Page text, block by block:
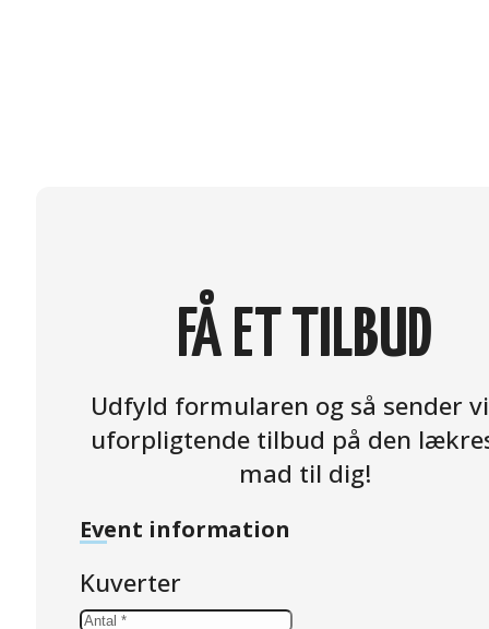
FÅ ET TILBUD
Udfyld formularen og så sender
uforpligtende tilbud på den
mad til dig!
Event information
Kuverter